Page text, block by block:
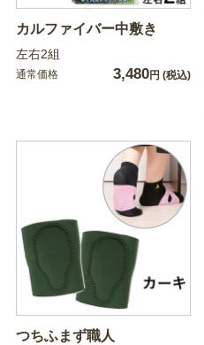
カルファイバー中敷き
左右2組
通常価格 3,480円 (税込)
つちふまず職人